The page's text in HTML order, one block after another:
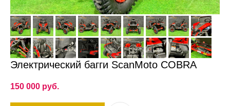
Электрический багги ScanMoto COBRA
150 000 руб.